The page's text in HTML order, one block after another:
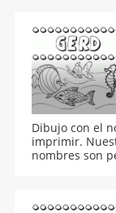
Dibujo con el
imprimir.
nombres son